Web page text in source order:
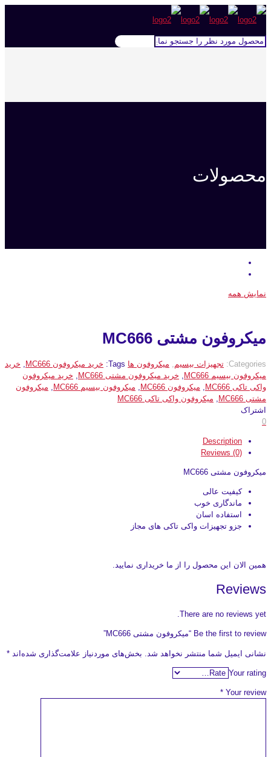
محصولات
نمایش همه
میکروفون مشتی MC666
Categories: تجهیزات بیسیم میکروفون ها Tags: خرید میکروفون MC666
خرید
میکروفون بیسیم MC666
خرید میکروفون مشتی MC666
خرید میکروفون
واکی تاکی MC666
میکروفون MC666 میکروفون بیسیم MC666
میکروفون
مشتی MC666
میکروفون واکی تاکی MC666
اشتراک
0
Description
Reviews (0)
میکروفون مشتی MC666
کیفیت عالی
ماندگاری خوب
استفاده اسان
جزو تجهیزات واکی تاکی های مجاز
همین الان این محصول را از ما خریداری نمایید.
Reviews
There are no reviews yet.
Be the first to review “میکروفون مشتی MC666”
نشانی ایمیل شما منتشر نخواهد شد. بخش‌های موردنیاز علامت‌گذاری شده‌اند *
Your rating
Your review
*